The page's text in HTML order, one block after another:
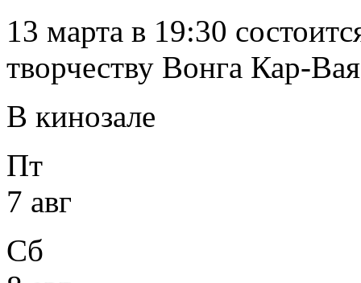
13 марта в 19:30
творчеству Вонга Кар-
В кинозале
Пт
7 авг
Сб